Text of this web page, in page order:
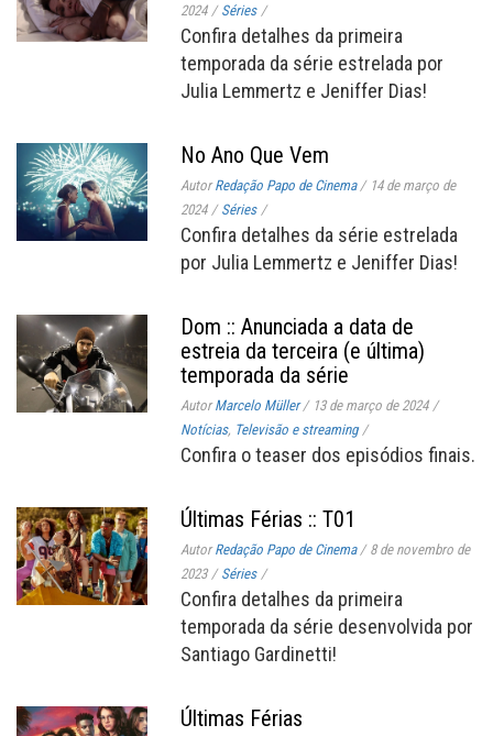
2024 / Séries /
Confira detalhes da primeira
temporada da série estrelada por
Julia Lemmertz e Jeniffer Dias!
No Ano Que Vem
AutorRedação Papo de Cinema / 14 de março de
2024 / Séries /
Confira detalhes da série estrelada
por Julia Lemmertz e Jeniffer Dias!
Dom :: Anunciada a data de
estreia da terceira (e última)
temporada da série
AutorMarcelo Müller / 13 de março de 2024 /
Notícias, Televisão e streaming /
Confira o teaser dos episódios finais.
Últimas Férias :: T01
AutorRedação Papo de Cinema / 8 de novembro de
2023 / Séries /
Confira detalhes da primeira
temporada da série desenvolvida por
Santiago Gardinetti!
Últimas Férias